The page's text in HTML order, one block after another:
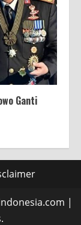
Ganti
|